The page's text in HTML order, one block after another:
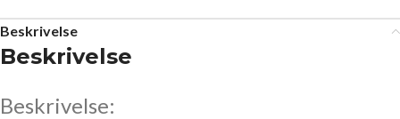
Beskrivelse
Beskrivelse
Beskrivelse: